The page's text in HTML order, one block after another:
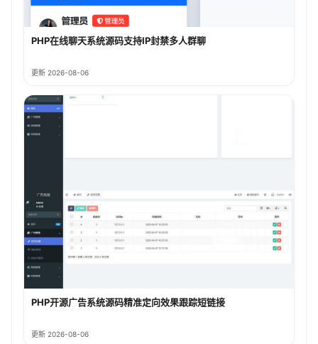
PHP在线聊天系统源码支持IP封禁多人群聊
更新 2026-08-06
PHP开源广告系统源码精准定向效果跟踪短链接
更新 2026-08-06